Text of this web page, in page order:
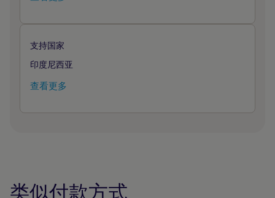
支持国家
印度尼西亚
查看更多
类似付款方式